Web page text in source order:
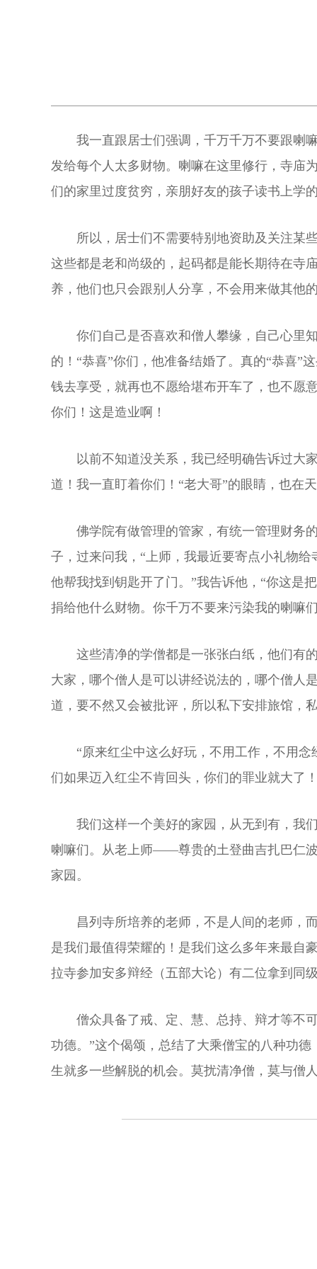
我一直跟居士们强调，千万千万不要跟喇
发给每个人太多财物。喇嘛在这里修行，寺庙
们的家里过度贫穷，亲朋好友的孩子读书上学
所以，居士们不需要特别地资助及关注某
这些都是老和尚级的，起码都是能长期待在寺
养，他们也只会跟别人分享，不会用来做其他
你们自己是否喜欢和僧人攀缘，自己心里
的！“恭喜”你们，他准备结婚了。真的“恭喜”
钱去享受，就再也不愿给堪布开车了，也不愿
你们！这是造业啊！
以前不知道没关系，我已经明确告诉过大
道！我一直盯着你们！“老大哥”的眼睛，也在
佛学院有做管理的管家，有统一管理财务
子，过来问我，“上师，我最近要寄点小礼物
他帮我找到钥匙开了门。”我告诉他，“你这是
捐给他什么财物。你千万不要来污染我的喇嘛
这些清净的学僧都是一张张白纸，他们有
大家，哪个僧人是可以讲经说法的，哪个僧人
道，要不然又会被批评，所以私下安排旅馆，
“原来红尘中这么好玩，不用工作，不用
们如果迈入红尘不肯回头，你们的罪业就大了
我们这样一个美好的家园，从无到有，我
喇嘛们。从老上师——尊贵的土登曲吉扎巴仁
家园。
昌列寺所培养的老师，不是人间的老师，
是我们最值得荣耀的！是我们这么多年来最自
拉寺参加安多辩经（五部大论）有二位拿到同
僧众具备了戒、定、慧、总持、辩才等不
功德。”这个偈颂，总结了大乘僧宝的八种功
生就多一些解脱的机会。莫扰清净僧，莫与僧